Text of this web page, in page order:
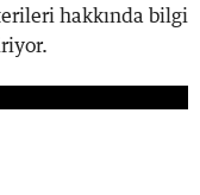
hakkında bilgi